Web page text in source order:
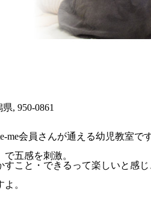
, 950-0861
会員さんが通える幼児教室
五感を刺激。
こと・できるって楽しいと感
。